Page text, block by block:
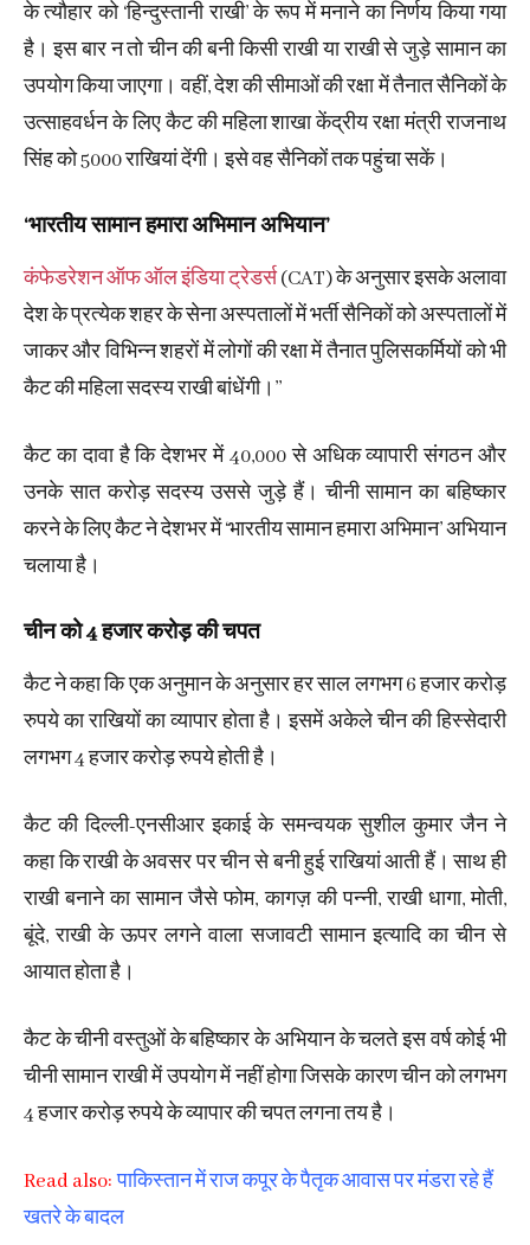
के त्यौहार को ‘हिन्दुस्तानी राखी’ के रूप में मनाने का निर्णय किया गया
है। इस बार न तो चीन की बनी किसी राखी या राखी से जुड़े सामान का
उपयोग किया जाएगा। वहीं, देश की सीमाओं की रक्षा में तैनात सैनिकों के
उत्साहवर्धन के लिए कैट की महिला शाखा केंद्रीय रक्षा मंत्री राजनाथ
सिंह को 5000 राखियां देंगी। इसे वह सैनिकों तक पहुंचा सकें।
‘भारतीय सामान हमारा अभिमान अभियान’
कंफेडरेशन ऑफ ऑल इंडिया ट्रेडर्स(CAT) के अनुसार इसके अलावा
देश के प्रत्येक शहर के सेना अस्पतालों में भर्ती सैनिकों को अस्पतालों में
जाकर और विभिन्न शहरों में लोगों की रक्षा में तैनात पुलिसकर्मियों को भी
कैट की महिला सदस्य राखी बांधेंगी।’’
कैट का दावा है कि देशभर में 40,000 से अधिक व्यापारी संगठन और
उनके सात करोड़ सदस्य उससे जुड़े हैं। चीनी सामान का बहिष्कार
करने के लिए कैट ने देशभर में ‘भारतीय सामान हमारा अभिमान’ अभियान
चलाया है।
चीन को 4 हजार करोड़ की चपत
कैट ने कहा कि एक अनुमान के अनुसार हर साल लगभग 6 हजार करोड़
रुपये का राखियों का व्यापार होता है। इसमें अकेले चीन की हिस्सेदारी
लगभग 4 हजार करोड़ रुपये होती है।
कैट की दिल्ली-एनसीआर इकाई के समन्वयक सुशील कुमार जैन ने
कहा कि राखी के अवसर पर चीन से बनी हुई राखियां आती हैं। साथ ही
राखी बनाने का सामान जैसे फोम, कागज़ की पन्नी, राखी धागा, मोती,
बूंदे, राखी के ऊपर लगने वाला सजावटी सामान इत्यादि का चीन से
आयात होता है।
कैट के चीनी वस्तुओं के बहिष्कार के अभियान के चलते इस वर्ष कोई भी
चीनी सामान राखी में उपयोग में नहीं होगा जिसके कारण चीन को लगभग
4 हजार करोड़ रुपये के व्यापार की चपत लगना तय है।
Read also:पाकिस्तान में राज कपूर के पैतृक आवास पर मंडरा रहे हैं
खतरे के बादल